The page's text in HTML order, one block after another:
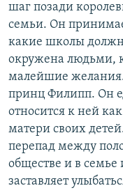
шаг позади
семьи. Он
какие школы
окружена людьми,
малейшие
принц Филипп. Он
относится к ней
матери своих
перепад между
обществе и в семье
заставляет